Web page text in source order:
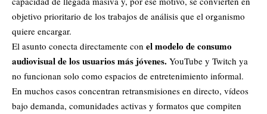
objetivo prioritario de los trabajos de análisis que el organismo
quiere encargar.
El asunto conecta directamente con el modelo de consumo
audiovisual de los usuarios más jóvenes. YouTube y Twitch ya
no funcionan solo como espacios de entretenimiento informal.
En muchos casos concentran retransmisiones en directo, vídeos
bajo demanda, comunidades activas y formatos que compiten